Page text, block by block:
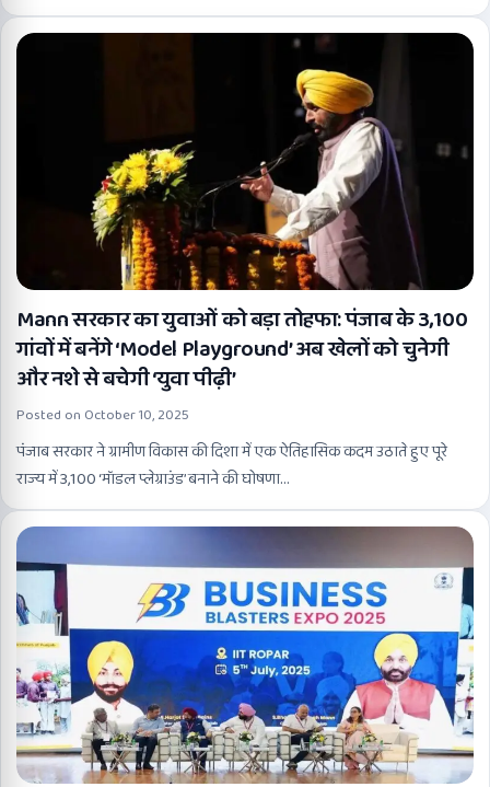
Mann सरकार का युवाओं को बड़ा तोहफा: पंजाब के 3,100
गांवों में बनेंगे ‘Model Playground’ अब खेलों को चुनेगी
और नशे से बचेगी ‘युवा पीढ़ी’
Posted on October 10, 2025
पंजाब सरकार ने ग्रामीण विकास की दिशा में एक ऐतिहासिक कदम उठाते हुए पूरे
राज्य में 3,100 ‘मॉडल प्लेग्राउंड’ बनाने की घोषणा…